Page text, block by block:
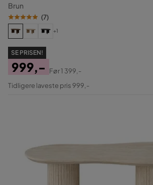
Brun
(7)
+1
SE PRISEN!
Pris
999,-
Original
Før1 399,-
Tidligere laveste pris 999,-